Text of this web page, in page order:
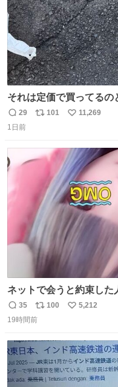
それは定価で買ってるの
返
信
29
リ
ト
101
い
数
11,269
1日前
ネットで会うと約束した
返
信
35
リ
ポ
数
100
い
数
5,212
19時間前